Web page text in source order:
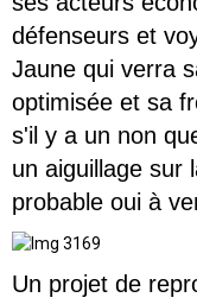
défenseurs et
Jaune qui verra
optimisée et sa
s'il y a un non
un aiguillage sur
probable oui à
Un projet de